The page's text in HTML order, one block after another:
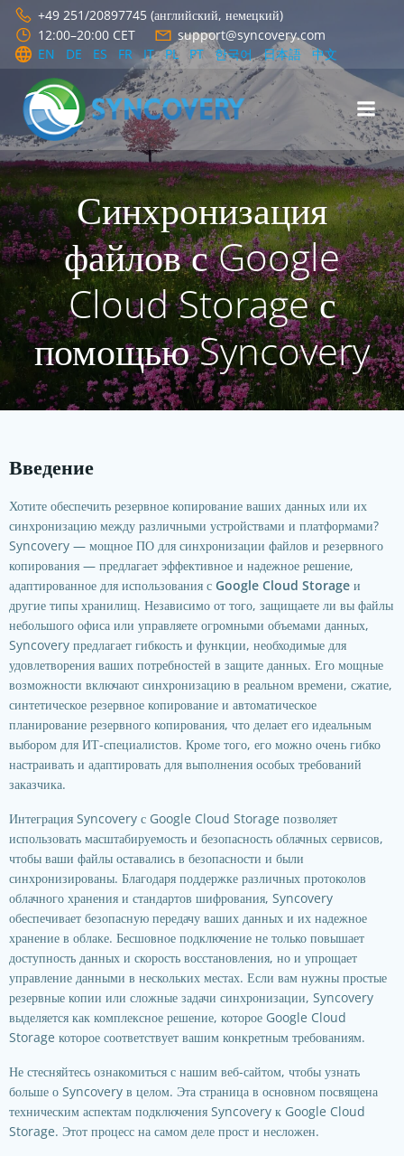
Перейти
содержимому
+49 251/20897745 (английский, немецкий)
12:00–20:00 CET
support@syncovery.com
EN
DE ES FR IT PL PT 한국어 日本語 中文
Синхронизация
файлов с Google
Cloud Storage с
помощью Syncovery
Введение
Хотите обеспечить резервное копирование ваших данных или их
синхронизацию между различными устройствами и платформами?
Syncovery — мощное ПО для синхронизации файлов и резервного
копирования — предлагает эффективное и надежное решение,
адаптированное для использования с Google Cloud Storage и
другие типы хранилищ. Независимо от того, защищаете ли вы файлы
небольшого офиса или управляете огромными объемами данных,
Syncovery предлагает гибкость и функции, необходимые для
удовлетворения ваших потребностей в защите данных. Его мощные
возможности включают синхронизацию в реальном времени, сжатие,
синтетическое резервное копирование и автоматическое
планирование резервного копирования, что делает его идеальным
выбором для ИТ-специалистов. Кроме того, его можно очень гибко
настраивать и адаптировать для выполнения особых требований
заказчика.
Интеграция Syncovery с Google Cloud Storage позволяет
использовать масштабируемость и безопасность облачных сервисов,
чтобы ваши файлы оставались в безопасности и были
синхронизированы. Благодаря поддержке различных протоколов
облачного хранения и стандартов шифрования, Syncovery
обеспечивает безопасную передачу ваших данных и их надежное
хранение в облаке. Бесшовное подключение не только повышает
доступность данных и скорость восстановления, но и упрощает
управление данными в нескольких местах. Если вам нужны простые
резервные копии или сложные задачи синхронизации, Syncovery
выделяется как комплексное решение, которое Google Cloud
Storage которое соответствует вашим конкретным требованиям.
Не стесняйтесь ознакомиться с нашим веб-сайтом, чтобы узнать
больше о Syncovery в целом. Эта страница в основном посвящена
техническим аспектам подключения Syncovery к Google Cloud
Storage. Этот процесс на самом деле прост и несложен.